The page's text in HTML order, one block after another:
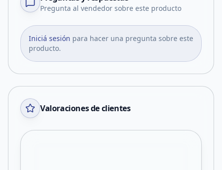
Pregunta al vendedor sobre este producto
Iniciá sesión para hacer una pregunta sobre este
producto.
Valoraciones de clientes